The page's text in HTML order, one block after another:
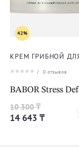
42%
КРЕМ ГРИБНОЙ
/ 0 отзывов
BABOR Stress
10 300 ₸
14 643 ₸